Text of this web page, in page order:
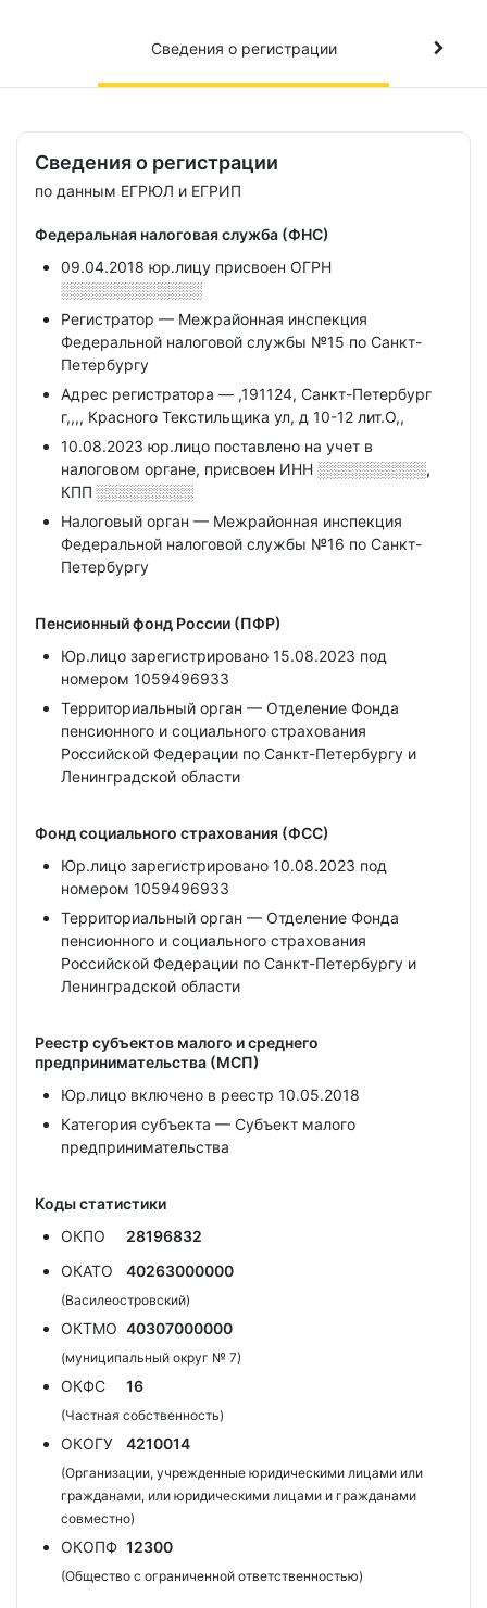
Сведения о регистрации
Сведения о регистрации
по данным ЕГРЮЛ и ЕГРИП
Федеральная налоговая служба (ФНС)
09.04.2018 юр.лицу присвоен ОГРН
░░░░░░░░░░░░░
Регистратор — Межрайонная инспекция
Федеральной налоговой службы №15 по Санкт-
Петербургу
Адрес регистратора — ,191124, Санкт-Петербург
г,,,, Красного Текстильщика ул, д 10-12 лит.О,,
10.08.2023 юр.лицо поставлено на учет в
налоговом органе, присвоен ИНН ░░░░░░░░░░,
КПП ░░░░░░░░░
Налоговый орган — Межрайонная инспекция
Федеральной налоговой службы №16 по Санкт-
Петербургу
Пенсионный фонд России (ПФР)
Юр.лицо зарегистрировано 15.08.2023 под
номером 1059496933
Территориальный орган — Отделение Фонда
пенсионного и социального страхования
Российской Федерации по Санкт-Петербургу и
Ленинградской области
Фонд социального страхования (ФСС)
Юр.лицо зарегистрировано 10.08.2023 под
номером 1059496933
Территориальный орган — Отделение Фонда
пенсионного и социального страхования
Российской Федерации по Санкт-Петербургу и
Ленинградской области
Реестр субъектов малого и среднего
предпринимательства (МСП)
Юр.лицо включено в реестр 10.05.2018
Категория субъекта — Субъект малого
предпринимательства
Коды статистики
ОКПО
28196832
ОКАТО
40263000000
(Василеостровский)
ОКТМО 40307000000
(муниципальный округ № 7)
ОКФС 16
(Частная собственность)
ОКОГУ 4210014
(Организации, учрежденные юридическими лицами или
гражданами, или юридическими лицами и гражданами
совместно)
ОКОПФ 12300
(Общество с ограниченной ответственностью)